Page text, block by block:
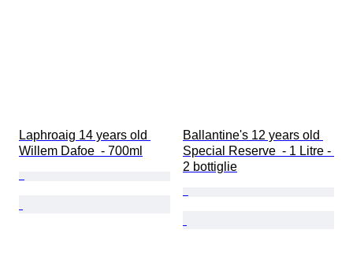
Laphroaig 14 years old
Willem Dafoe  - 700ml
Ballantine's 12 years old
Special Reserve  - 1 Litre -
2 bottiglie